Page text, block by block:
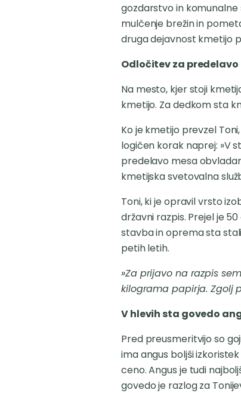
gozdarstvo in komunalne
mulčenje brežin in
druga dejavnost kmetijo
Odločitev za predelavo
Na mesto, kjer stoji
kmetijo. Za dedkom sta
Ko je kmetijo prevzel
logičen korak naprej: »V
predelavo mesa
kmetijska svetovalna
Toni, ki je opravil vrsto
državni razpis. Prejel je
stavba in oprema sta
petih letih.
»Za prijavo na razpis
kilograma papirja. Zgolj
V hlevih sta govedo
Pred preusmeritvijo so
ima angus boljši
ceno. Angus je tudi
govedo je razlog za